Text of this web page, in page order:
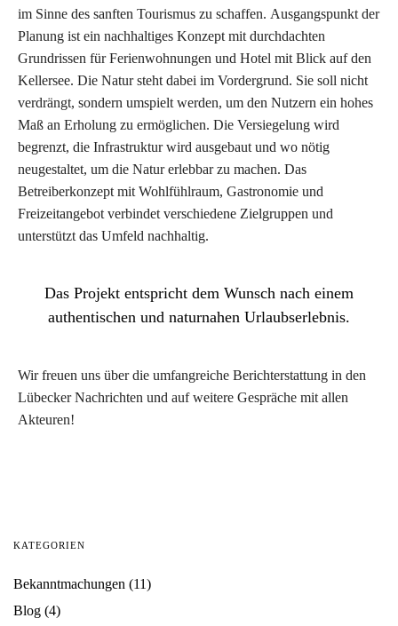
im Sinne des sanften Tourismus zu schaffen. Ausgangspunkt der
Planung ist ein nachhaltiges Konzept mit durchdachten
Grundrissen für Ferienwohnungen und Hotel mit Blick auf den
Kellersee. Die Natur steht dabei im Vordergrund. Sie soll nicht
verdrängt, sondern umspielt werden, um den Nutzern ein hohes
Maß an Erholung zu ermöglichen. Die Versiegelung wird
begrenzt, die Infrastruktur wird ausgebaut und wo nötig
neugestaltet, um die Natur erlebbar zu machen. Das
Betreiberkonzept mit Wohlfühlraum, Gastronomie und
Freizeitangebot verbindet verschiedene Zielgruppen und
unterstützt das Umfeld nachhaltig.
Das Projekt entspricht dem Wunsch nach einem
authentischen und naturnahen Urlaubserlebnis.
Wir freuen uns über die umfangreiche Berichterstattung in den
Lübecker Nachrichten und auf weitere Gespräche mit allen
Akteuren!
KATEGORIEN
Bekanntmachungen (11)
Blog (4)